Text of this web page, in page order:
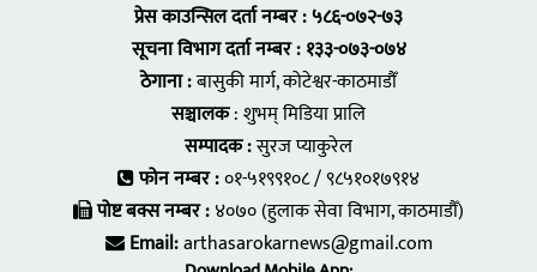
प्रेस काउन्सिल दर्ता नम्बर : ५८६-०७२-७३
सूचना विभाग दर्ता नम्बर : १३३-०७३-०७४
ठेगाना :बासुकी मार्ग, कोटेश्वर-काठमाडौँ
सञ्चालक: शुभम् मिडिया प्रालि
सम्पादक :सुरज प्याकुरेल
फोन नम्बर :०१-५१९९१०८ / ९८५१०१७९१४
पोष्ट बक्स नम्बर :४०७० (हुलाक सेवा विभाग, काठमाडौँ)
Email:arthasarokarnews@gmail.com